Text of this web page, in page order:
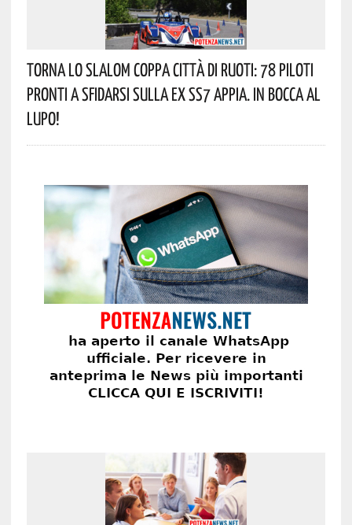
Torna Lo Slalom Coppa Città Di Ruoti: 78 Piloti
Pronti A Sfidarsi Sulla Ex SS7 Appia. In Bocca Al
Lupo!